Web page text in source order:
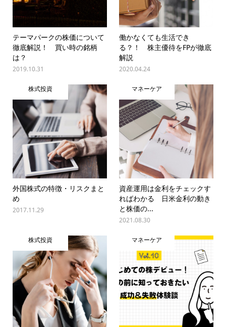
テーマパークの株価について
徹底解説！ 買い時の銘柄
は？
2019.10.31
働かなくても生活でき
る？！ 株主優待をFPが徹底
解説
2020.04.24
株式投資
外国株式の特徴・リスクまと
め
2017.11.29
マネーケア
資産運用は金利をチェックす
ればわかる 日米金利の動き
と株価の...
2021.08.30
株式投資 マネーケア